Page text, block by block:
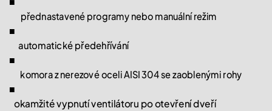
přednastavené programy nebo manuální režim
■
automatické předehřívání
■
komora z nerezové oceli AISI 304 se zaoblenými rohy
■
okamžité vypnutí ventilátoru po otevření dveří